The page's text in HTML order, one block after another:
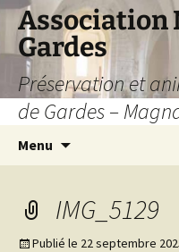
Aller
contenu
Association
Gardes
Préservation et
de Gardes –
Menu
IMG_5129
Publié le 22 septembre